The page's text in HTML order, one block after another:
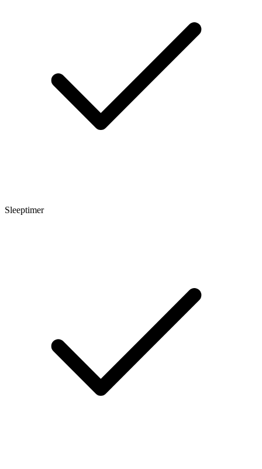
Sleeptimer